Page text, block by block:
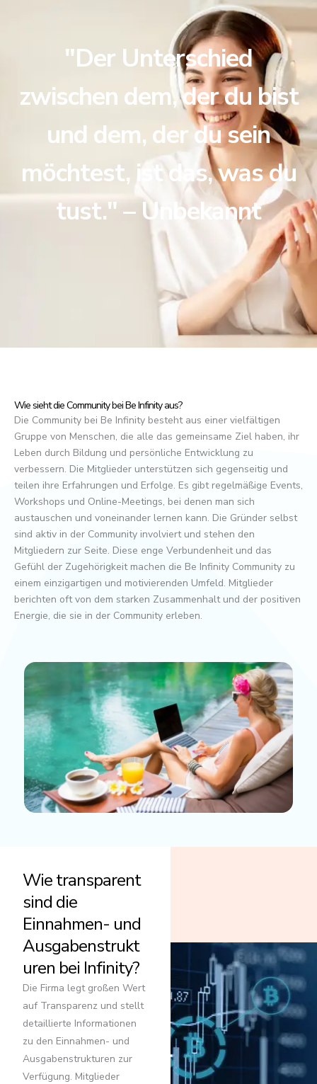
"Der Unterschied
zwischen dem, der du bist
und dem, der du sein
möchtest, ist das, was du
tust." – Unbekannt
Wie sieht die Community bei Be Infinity aus?
Die Community bei Be Infinity besteht aus einer vielfältigen
Gruppe von Menschen, die alle das gemeinsame Ziel haben, ihr
Leben durch Bildung und persönliche Entwicklung zu
verbessern. Die Mitglieder unterstützen sich gegenseitig und
teilen ihre Erfahrungen und Erfolge. Es gibt regelmäßige Events,
Workshops und Online-Meetings, bei denen man sich
austauschen und voneinander lernen kann. Die Gründer selbst
sind aktiv in der Community involviert und stehen den
Mitgliedern zur Seite. Diese enge Verbundenheit und das
Gefühl der Zugehörigkeit machen die Be Infinity Community zu
einem einzigartigen und motivierenden Umfeld. Mitglieder
berichten oft von dem starken Zusammenhalt und der positiven
Energie, die sie in der Community erleben.
Wie transparent
sind die
Einnahmen- und
Ausgabenstrukt
uren bei Infinity?
Die Firma legt großen Wert
auf Transparenz und stellt
detaillierte Informationen
zu den Einnahmen- und
Ausgabenstrukturen zur
Verfügung. Mitglieder